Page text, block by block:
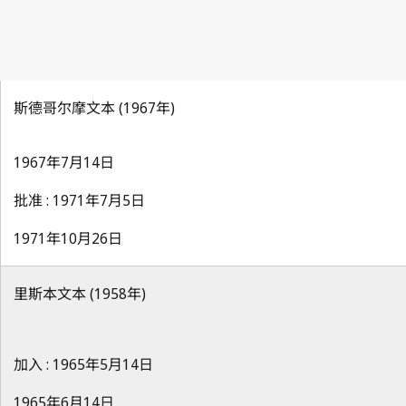
斯德哥尔摩文本 (1967年)
1967年7月14日
批准 : 1971年7月5日
1971年10月26日
里斯本文本 (1958年)
加入 : 1965年5月14日